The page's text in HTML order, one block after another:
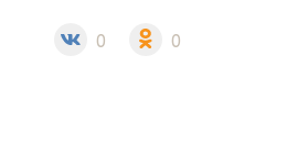
0 0